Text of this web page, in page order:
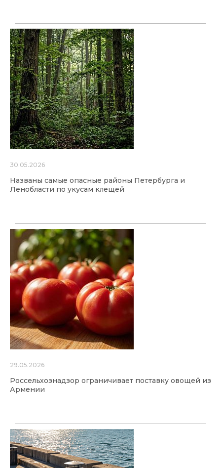
30.05.2026
Названы самые опасные районы Петербурга и
Ленобласти по укусам клещей
29.05.2026
Россельхознадзор ограничивает поставку овощей из
Армении